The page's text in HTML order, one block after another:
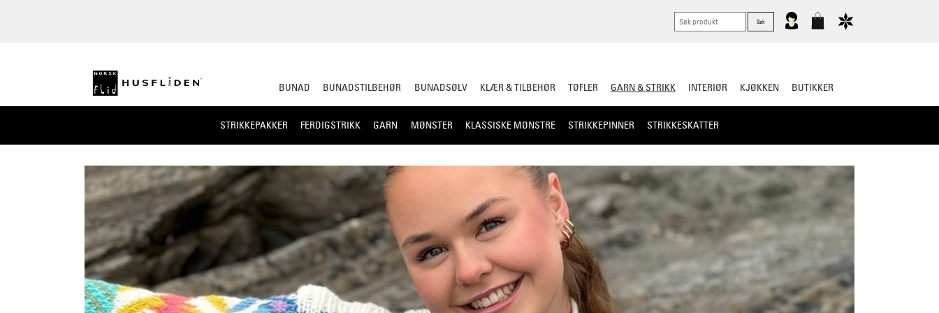
BUNAD BUNADSTILBEHØR BUNADSØLV KLÆR & TILBEHØR TØFLER GARN & STRIKK
STRIKKEPAKKER FERDIGSTRIKK GARN MØNSTER KLASSISKE MØNSTRE STRIKKEPINNER STRIKKESKATTER
INTERIØR KJØKKEN BUTIKKER